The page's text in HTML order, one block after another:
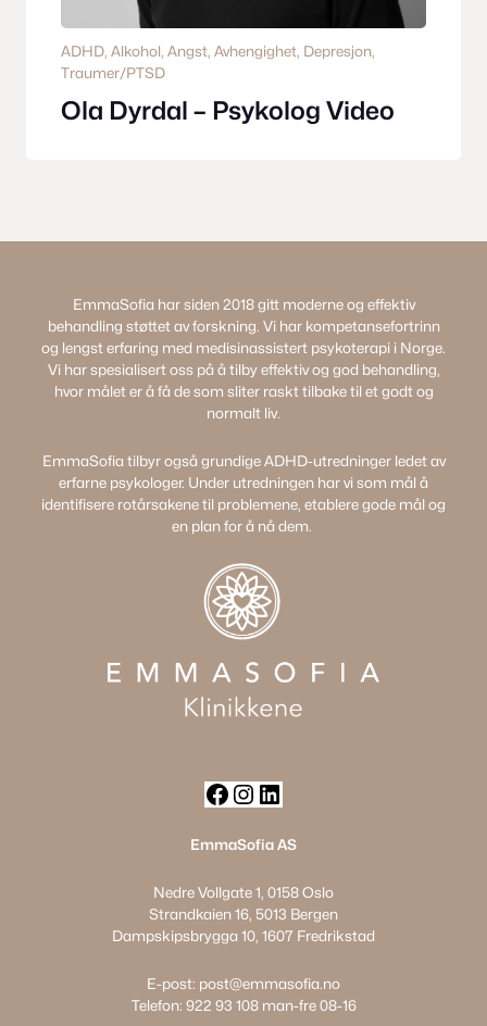
ADHD, Alkohol, Angst, Avhengighet, Depresjon
Traumer/PTSD
Ola Dyrdal – Psykolog Video
EmmaSofia har siden 2018 gitt moderne og effektiv
behandling støttet av forskning. Vi har kompetansefortrinn
og lengst erfaring med medisinassistert psykoterapi i Norge.
Vi har spesialisert oss på å tilby effektiv og god behandling,
hvor målet er å få de som sliter raskt tilbake til et godt og
normalt liv.
EmmaSofia tilbyr også grundige ADHD-utredninger ledet av
erfarne psykologer. Under utredningen har vi som mål å
identifisere rotårsakene til problemene, etablere gode mål og
en plan for å nå dem.
a
e
b
o
o
k
n
t
a
r
a
i
k
e
d
I
n
EmmaSofia AS
Nedre Vollgate 1, 0158 Oslo
Strandkaien 16, 5013 Bergen
Dampskipsbrygga 10, 1607 Fredrikstad
E-post: post@emmasofia.no
Telefon: 922 93 108man-fre 08-16